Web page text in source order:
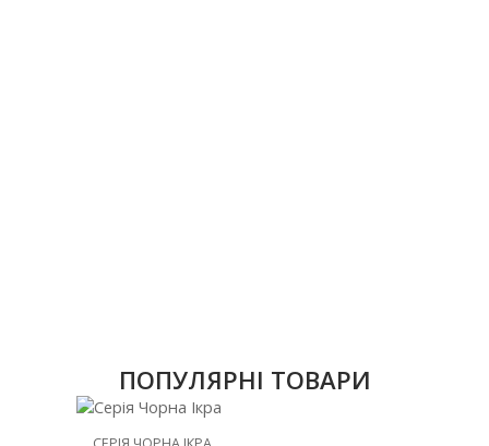
ПОПУЛЯРНІ ТОВАРИ
НОВИНКА